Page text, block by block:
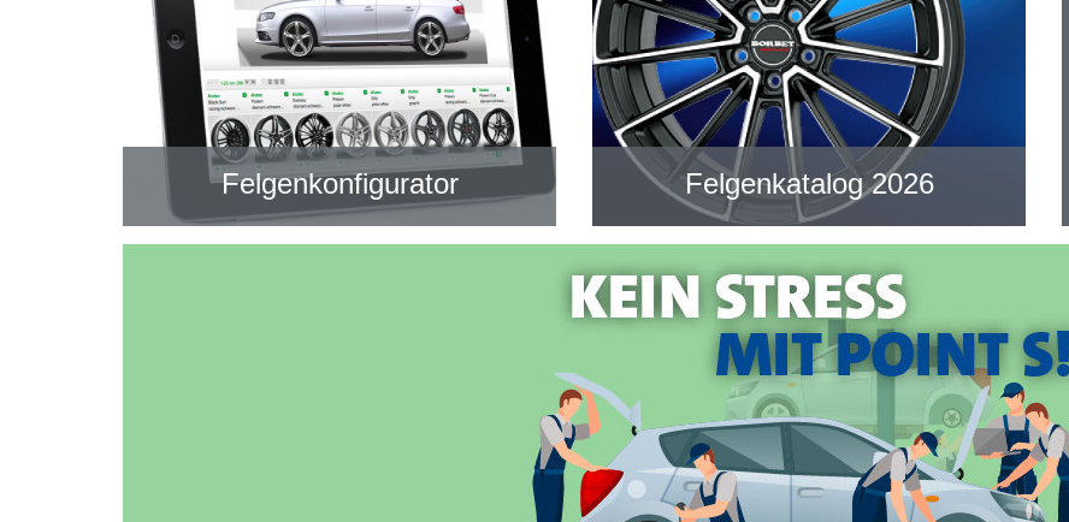
Felgenkonfigurator Felgenkatalog 2026